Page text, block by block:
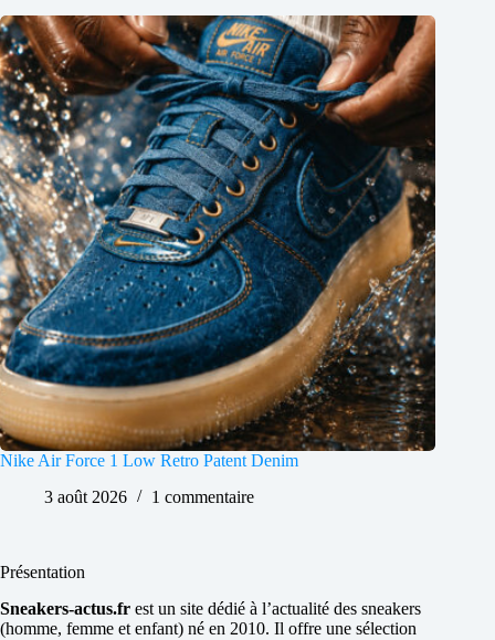
Nike Air Force 1 Low Retro Patent Denim
3 août 2026
1 commentaire
Présentation
Sneakers-actus.fr est un site dédié à l’actualité des sneakers
(homme, femme et enfant) né en 2010. Il offre une sélection